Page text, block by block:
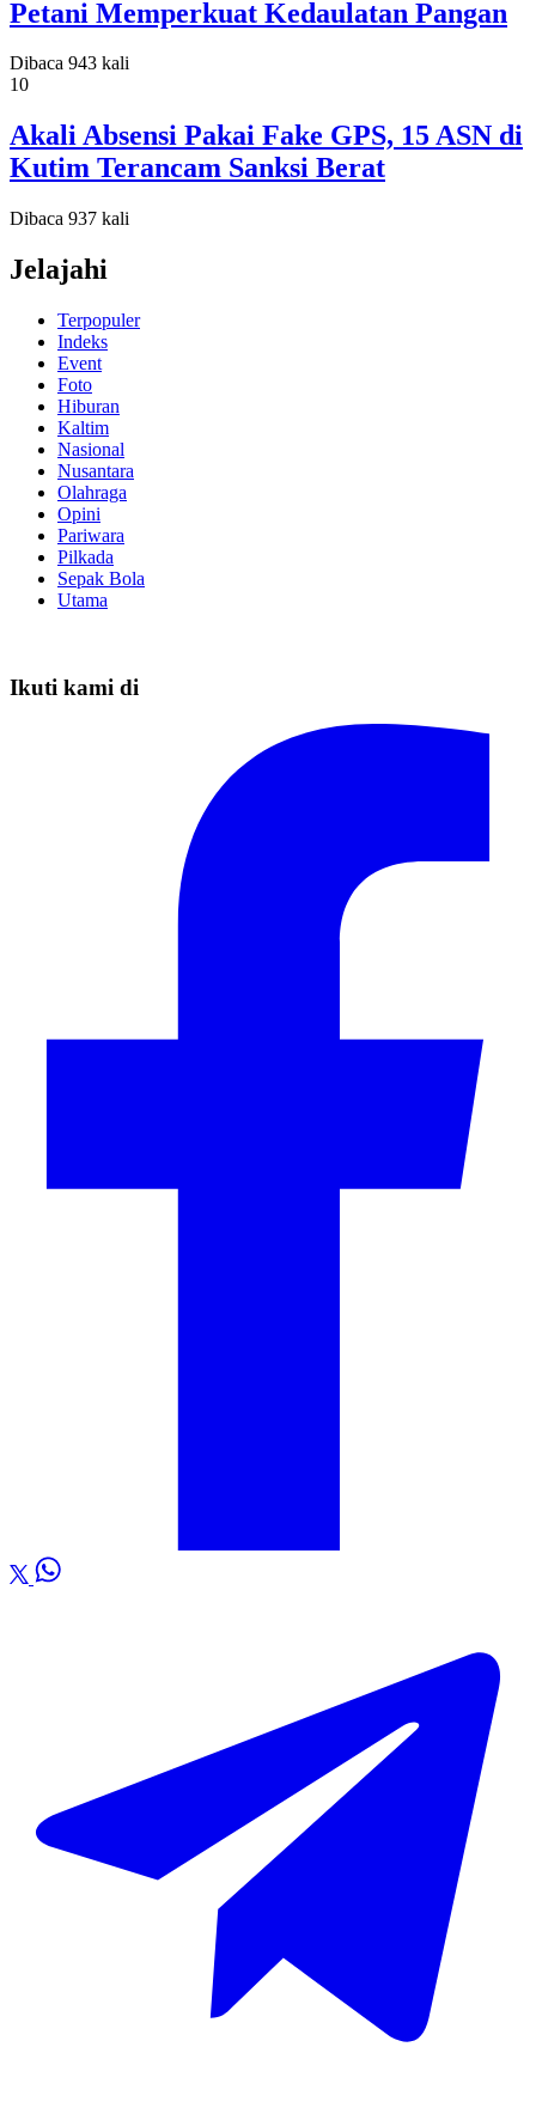
Petani Memperkuat Kedaulatan Pangan
Dibaca 943 kali
10
Akali Absensi Pakai Fake GPS, 15 ASN di
Kutim Terancam Sanksi Berat
Dibaca 937 kali
Jelajahi
Terpopuler
Indeks
Event
Foto
Hiburan
Kaltim
Nasional
Nusantara
Olahraga
Opini
Pariwara
Pilkada
Sepak Bola
Utama
Ikuti kami di